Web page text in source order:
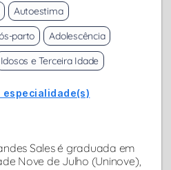
Autoestima
parto
Adolescência
Idosos e Terceira Idade
especialidade(s)
Sales é graduada em
Nove de Julho (Uninove),